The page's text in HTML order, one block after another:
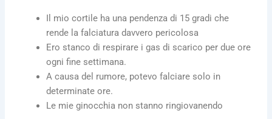
Il mio cortile ha una pendenza di 15 gradi che
rende la falciatura davvero pericolosa
Ero stanco di respirare i gas di scarico per due ore
ogni fine settimana.
A causa del rumore, potevo falciare solo in
determinate ore.
Le mie ginocchia non stanno ringiovanendo